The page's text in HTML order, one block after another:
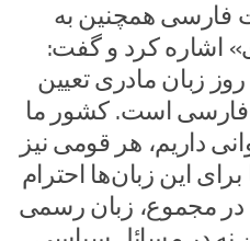
فارسی همچنین به
اشاره کرد و گفت:
زبان مادری تعیین
فارسی است. کشور ما
داریم، هر قومی نیز
این زبان‌ها احترام
در مجموع، زبان رسمی